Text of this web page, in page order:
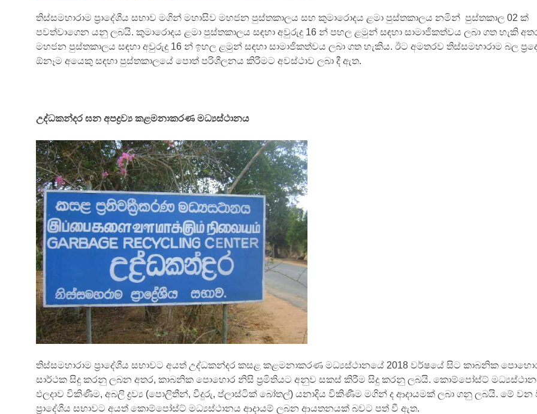
තිස්සමහාරාම ප්‍රාදේශීය සභාව මගින් මහාසිව මහජන පුස්තකාලය සහ කුමාරොදය ළමා පුස්තකාලය නමින් පුස්තකාල 02 ක්
පවත්වාගෙන යනු ලබයි. කුමාරොදය ළමා පුස්තකාලය සඳහා අවුරුදු 16 න් පහල ළමුන් සඳහා සාමාජිකත්වය ලබා ගත හැකි
මහජන පුස්තකාලය සඳහා අවුරුදු 16 න් ඉහල ළමුන් සඳහා සාමාජිකත්වය ලබා ගත හැකිය. ඊට අමතරව තිස්සමහාරාම බල
ඕනෑම අයෙකු සඳහා පුස්තකාලයේ පොත් පරිශීලනය කිරීමට අවස්ථාව ලබා දී ඇත.
උද්ධකන්දර ඝන අපද්‍රව්‍ය කළමනාකරණ මධ්‍යස්ථානය
තිස්සමහාරාම ප්‍රාදේශීය සභාවට අයත් උද්ධකන්දර කසළ කළමනාකරණ මධ්‍යස්ථානයේ 2018 වර්ෂයේ සිට කාබනික
සාර්ථක සිදු කරනු ලබන අතර, කාබනික පොහොර නිසි ප්‍රමිතියට අනුව සකස් කිරීම සිදු කරනු ලබයි. කොම්පෝස්ට්
ඵලදාව විකිණීම, අබලි ද්‍රව්‍ය (පොලිතීන්, වීදුරු, ප්ලාස්ටික් බෝතල්) යනාදිය විකිණීම මගින් ද ආදායමක් ලබා ගනු ලබයි. මේ වන
ප්‍රාදේශීය සභාවට අයත් කොම්පෝස්ට් මධ්‍යස්ථානය ආදායම් ලබන ආයතනයක් බවට පත් වී ඇත.